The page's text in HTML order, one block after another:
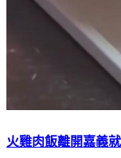
火雞肉飯離開嘉義